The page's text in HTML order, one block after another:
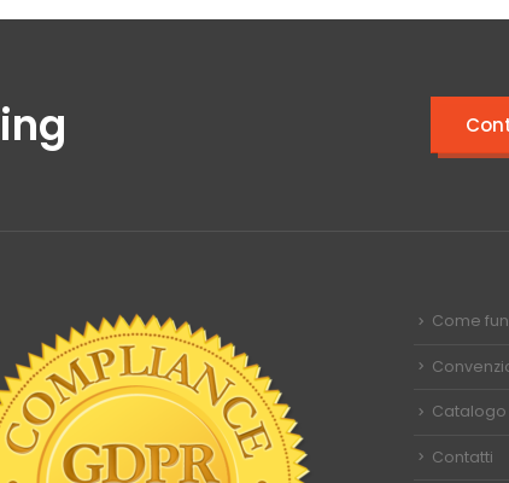
Come
Catalogo
Contatti